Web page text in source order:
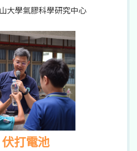
大學氣膠科學研究中心
伏打電池